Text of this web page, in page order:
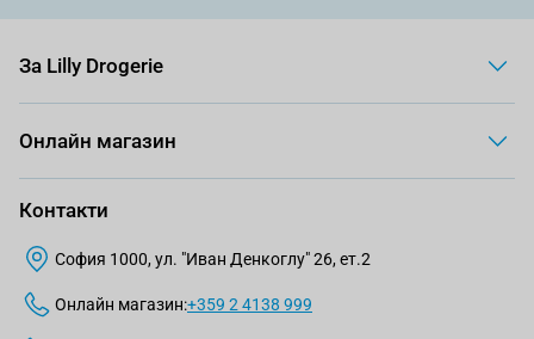
За Lilly Drogerie
Онлайн магазин
Контакти
София 1000, ул. "Иван Денкоглу" 26, ет.2
Онлайн магазин:+359 2 4138 999